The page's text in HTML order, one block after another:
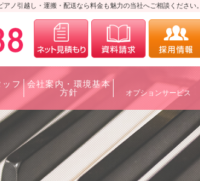
ノ引越し・運搬・配送なら料金も魅力の当社へご相談ください。
0120-700088メールにてお問合せ
フ
会社案内・環境基本
方針
オプションサービス